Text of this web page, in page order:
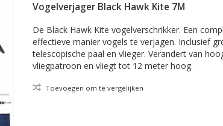
Vogelverjager Black Hawk Kite 7M
De Black Hawk Kite vogelverschrikker. Een
effectieve manier vogels te verjagen. Inclusief
telescopische paal en vlieger. Verandert van
vliegpatroon en vliegt tot 12 meter hoog.
Toevoegen om te vergelijken